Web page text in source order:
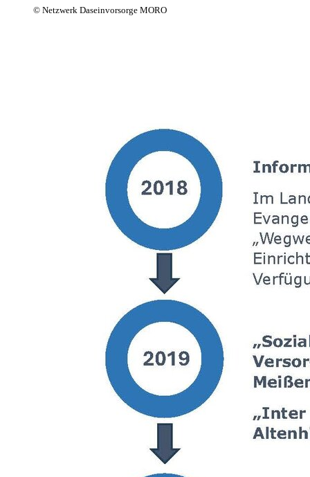
© Netzwerk Daseinvorsorge MORO